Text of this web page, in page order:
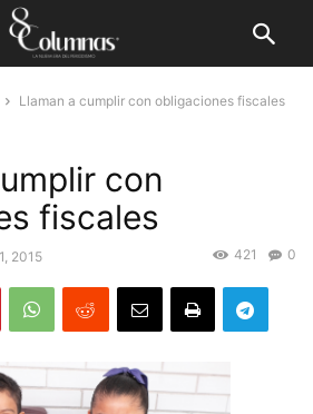
Llaman a cumplir con obligaciones fiscales
con
fiscales
2015 0
421